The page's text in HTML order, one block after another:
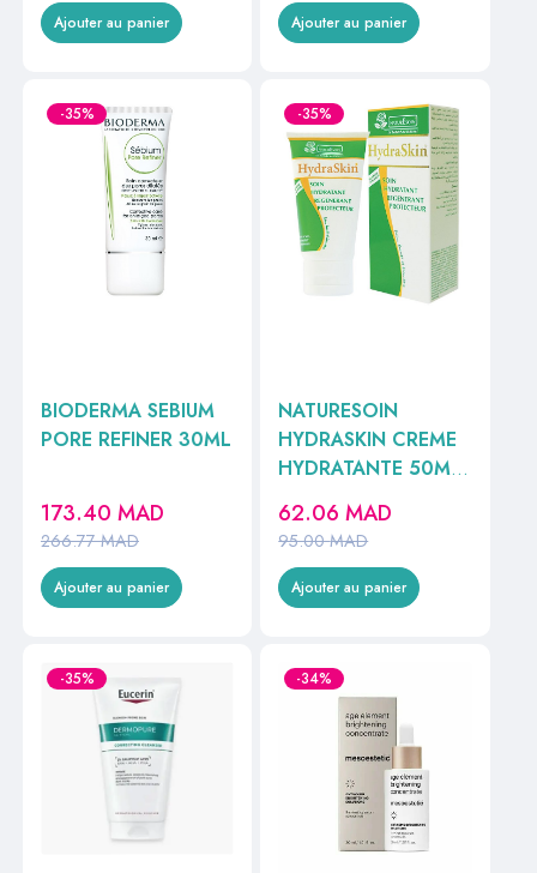
Ajouter au panier Ajouter au panier
-35%
BIODERMA SEBIUM
PORE REFINER 30ML
266.77MAD
173.40 MAD
Ajouter au panier
-35%
NATURESOIN
HYDRASKIN CREME
HYDRATANTE 50ML
95.00MAD
62.06MAD
Ajouter au panier
-35% -34%